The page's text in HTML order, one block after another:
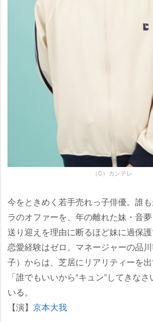
（C）カンテレ
今をときめく若手売れっ子俳優。誰
ラのオファーを、年の離れた妹・音
送り迎えを理由に断るほど妹に過保
恋愛経験はゼロ。マネージャーの品
子）からは、芝居にリアリティーを出
「誰でもいいから“キュン”してきな
いる。
【演】 京本大我